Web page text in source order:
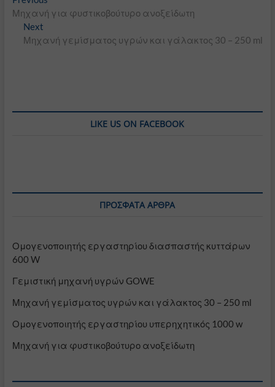
άρθρων
post:
Μηχανή για φυστικοβούτυρο ανοξείδωτη
Next
post:
Μηχανή γεμίσματος υγρών και γάλακτος 30 – 250 ml
LIKE US ON FACEBOOK
ΠΡΌΣΦΑΤΑ ΆΡΘΡΑ
Ομογενοποιητής εργαστηρίου διασπαστής κυττάρων
600 W
Γεμιστική μηχανή υγρών GOWE
Μηχανή γεμίσματος υγρών και γάλακτος 30 – 250 ml
Ομογενοποιητής εργαστηρίου υπερηχητικός 1000 w
Μηχανή για φυστικοβούτυρο ανοξείδωτη